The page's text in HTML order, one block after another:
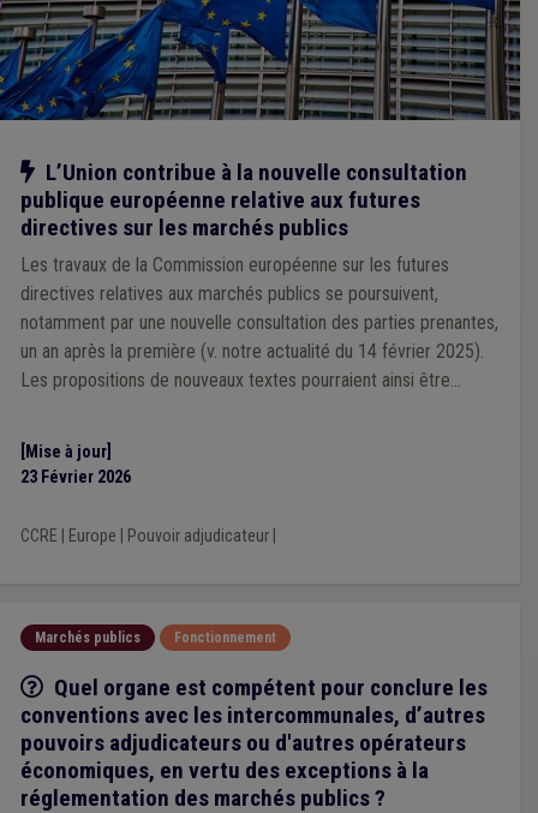
Notre action
L’Union contribue à la nouvelle consultation
publique européenne relative aux futures
directives sur les marchés publics
Les travaux de la Commission européenne sur les futures
directives relatives aux marchés publics se poursuivent,
notamment par une nouvelle consultation des parties prenantes,
un an après la première (v. notre actualité du 14 février 2025).
Les propositions de nouveaux textes pourraient ainsi être
[Mise à jour]
23 Février 2026
CCRE Europe Pouvoir adjudicateur|
Marchés publics Fonctionnement
Q/R
Quel organe est compétent pour conclure les
conventions avec les intercommunales, d’autres
pouvoirs adjudicateurs ou d'autres opérateurs
économiques, en vertu des exceptions à la
réglementation des marchés publics ?